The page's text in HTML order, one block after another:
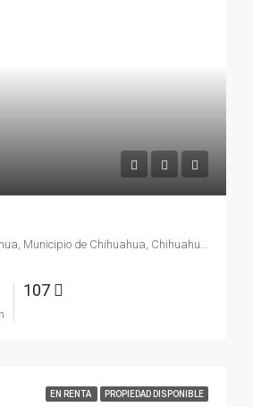
Distrito Uno, Chihuahua, Municipio de Chihuahua, Chihuahua, México
107
EN RENTA PROPIEDAD DISPONIBLE